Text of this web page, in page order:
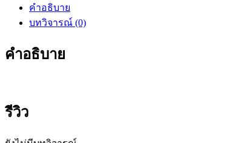
คำอธิบาย
บทวิจารณ์ (0)
คำอธิบาย
รีวิว